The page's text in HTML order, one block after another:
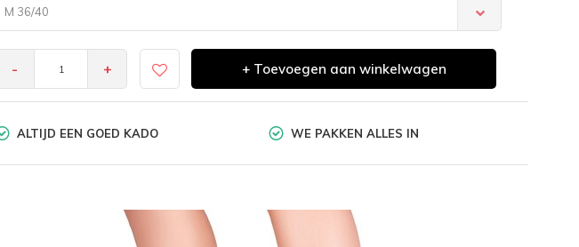
M 36/40
- + + Toevoegen aan winkelwagen
ALTIJD EEN GOED KADO WE PAKKEN ALLES IN